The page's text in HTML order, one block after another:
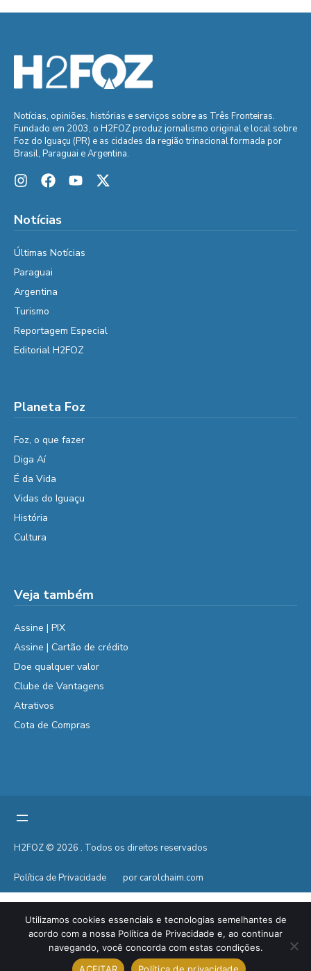
Notícias, opiniões, histórias e serviços sobre as Três Fronteiras.
Fundado em 2003, o H2FOZ produz jornalismo original e local sobre
Foz do Iguaçu (PR) e as cidades da região trinacional formada por
Brasil, Paraguai e Argentina.
Notícias
Últimas Notícias
Paraguai
Argentina
Turismo
Reportagem Especial
Editorial H2FOZ
Planeta Foz
Foz, o que fazer
Diga Aí
É da Vida
Vidas do Iguaçu
História
Cultura
Veja também
Assine | PIX
Assine | Cartão de crédito
Doe qualquer valor
Clube de Vantagens
Atrativos
Cota de Compras
H2FOZ © 2026 . Todos os direitos reservados
Política de Privacidade por carolchaim.com
Utilizamos cookies essenciais e tecnologias semelhantes de
acordo com a nossa Política de Privacidade e, ao continuar
navegando, você concorda com estas condições.
ACEITAR
Política de privacidade